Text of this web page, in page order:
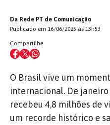
Da Rede PT de Comunicação
Publicado em 16/06/2025 às 13h53
Compartilhe
O Brasil vive um
internacional. De
recebeu 4,8 milhões de
um recorde histórico e